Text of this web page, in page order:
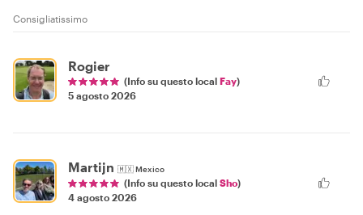
Consigliatissimo
Rogier
(Info su questo local Fay)
5 agosto 2026
Martijn 🇲🇽Mexico
(Info su questo local Sho)
4 agosto 2026